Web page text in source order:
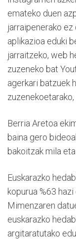
emateko duen
jarraipenerako ez
aplikazioa eduki
jarraitzeko, web
zuzeneko bat
agerkari batzuek
zuzenekoetarako,
Berria Aretoa
baina gero
bakoitzak mila
Euskarazko
kopurua %63
Mimenzaren
euskarazko
argitaratutako